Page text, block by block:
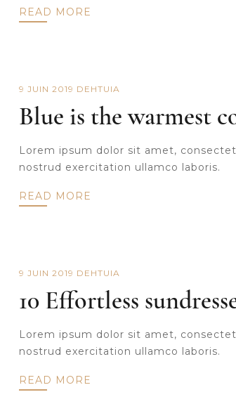
READ MORE
9 JUIN 2019 DE HTUIA
Blue is the warmest
Lorem ipsum dolor sit amet,
nostrud exercitation ullamco laboris.
READ MORE
9 JUIN 2019 DE HTUIA
10 Effortless
Lorem ipsum dolor sit amet,
nostrud exercitation ullamco laboris.
READ MORE